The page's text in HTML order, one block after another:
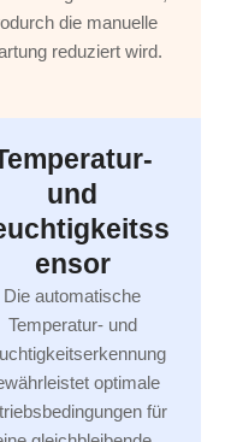
die manuelle
reduziert wird.
und
ensor
Die automatische
Temperatur- und
optimale
für